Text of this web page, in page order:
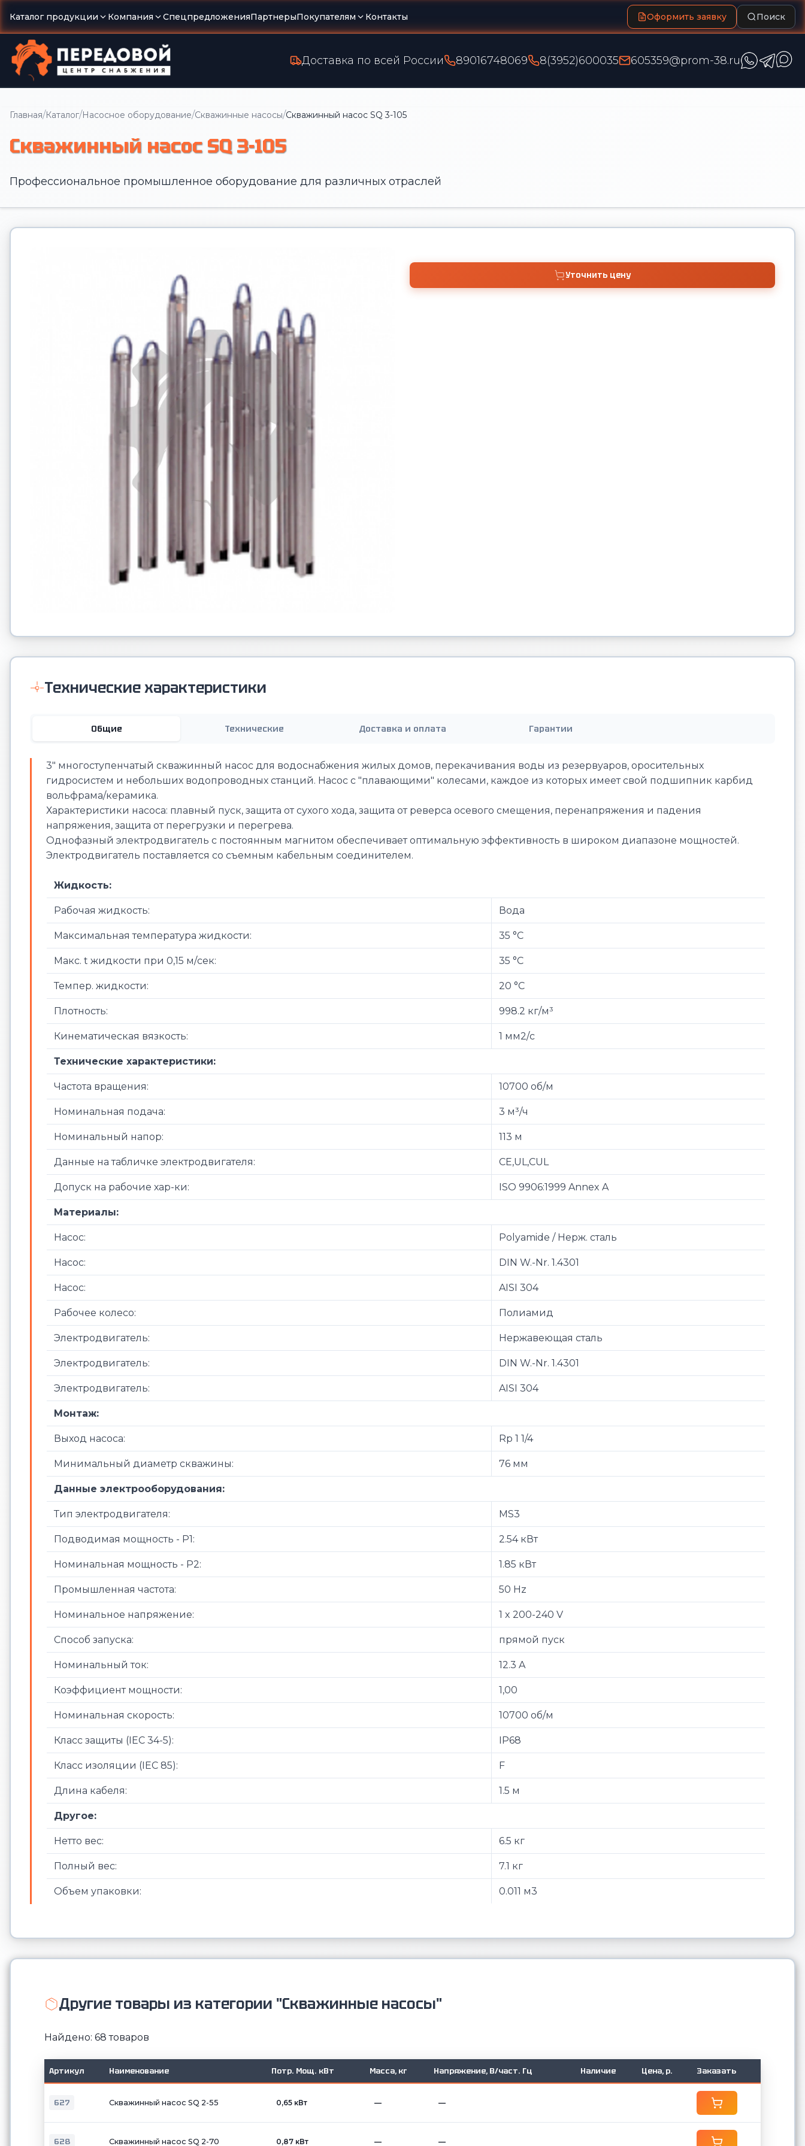
Каталог продукции Компания СпецпредложенияПартнерыПокупателям Контакты Оформить заявку Поиск
Доставка по всей России 89016748069 8(3952)600035 605359@prom-38.ru
Главная/Каталог/Насосное оборудование/Скважинные насосы/Скважинный насос SQ 3-105
Скважинный насос SQ 3-105
Профессиональное промышленное оборудование для различных отраслей
Уточнить цену
Технические характеристики
Общие Технические Доставка и оплата Гарантии
3" многоступенчатый скважинный насос для водоснабжения жилых домов, перекачивания воды из резервуаров, оросительных
гидросистем и небольших водопроводных станций. Насос с "плавающими" колесами, каждое из которых имеет свой подшипник карбид
вольфрама/керамика.
Характеристики насоса: плавный пуск, защита от сухого хода, защита от реверса осевого смещения, перенапряжения и падения
напряжения, защита от перегрузки и перегрева.
Однофазный электродвигатель с постоянным магнитом обеспечивает оптимальную эффективность в широком диапазоне мощностей.
Электродвигатель поставляется со съемным кабельным соединителем.
Жидкость:
Рабочая жидкость: Вода
Максимальная температура жидкости: 35 °C
Макс. t жидкости при 0,15 м/сек: 35 °C
Темпер. жидкости: 20 °C
Плотность: 998.2 кг/м³
Кинематическая вязкость: 1 мм2/с
Технические характеристики:
Частота вращения: 10700 об/м
Номинальная подача: 3 м³/ч
Номинальный напор: 113 м
Данные на табличке электродвигателя: CE,UL,CUL
Допуск на рабочие хар-ки: ISO 9906:1999 Annex A
Материалы:
Насос: Polyamide / Нерж. сталь
Насос: DIN W.-Nr. 1.4301
Насос: AISI 304
Рабочее колесо: Полиамид
Электродвигатель: Нержавеющая сталь
Электродвигатель: DIN W.-Nr. 1.4301
Электродвигатель: AISI 304
Монтаж:
Выход насоса: Rp 1 1/4
Минимальный диаметр скважины: 76 мм
Данные электрооборудования:
Тип электродвигателя: MS3
Подводимая мощность - P1: 2.54 кВт
Номинальная мощность - P2: 1.85 кВт
Промышленная частота: 50 Hz
Номинальное напряжение: 1 x 200-240 V
Способ запуска: прямой пуск
Номинальный ток: 12.3 A
Коэффициент мощности: 1,00
Номинальная скорость: 10700 об/м
Класс защиты (IEC 34-5): IP68
Класс изоляции (IEC 85): F
Длина кабеля: 1.5 м
Другое:
Нетто вес: 6.5 кг
Полный вес: 7.1 кг
Объем упаковки: 0.011 м3
Другие товары из категории "Скважинные насосы"
Найдено: 68 товаров
Артикул Наименование Потр. Мощ. кВт Масса, кг Напряжение, В/част. Гц Наличие Цена, р. Заказать
627 Скважинный насос SQ 2-55 0,65 кВт — —
628 Скважинный насос SQ 2-70 0,87 кВт — —